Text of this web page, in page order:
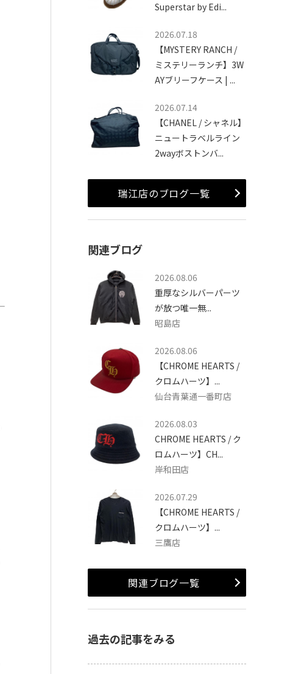
Superstar by Edi...
2026.07.18
【MYSTERY RANCH /
ミステリーランチ】3W
AYブリーフケース | ...
2026.07.14
【CHANEL / シャネル】
ニュートラベルライン
2wayボストンバ...
瑞江店のブログ一覧
関連ブログ
2026.08.06
重厚なシルバーパーツ
が放つ唯一無...
昭島店
2026.08.06
【CHROME HEARTS /
クロムハーツ】...
仙台青葉通一番町店
2026.08.03
CHROME HEARTS / ク
ロムハーツ】CH...
岸和田店
2026.07.29
【CHROME HEARTS /
クロムハーツ】...
三鷹店
関連ブログ一覧
過去の記事をみる